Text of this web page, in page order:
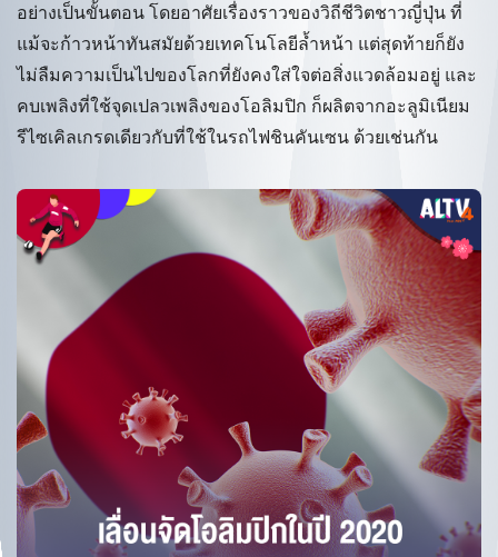
อย่างเป็นขั้นตอน โดยอาศัยเรื่องราวของวิถีชีวิตชาวญี่ปุ่น ที่
แม้จะก้าวหน้าทันสมัยด้วยเทคโนโลยีล้ำหน้า แต่สุดท้ายก็ยัง
ไม่ลืมความเป็นไปของโลกที่ยังคงใส่ใจต่อสิ่งแวดล้อมอยู่ และ
คบเพลิงที่ใช้จุดเปลวเพลิงของโอลิมปิก ก็ผลิตจากอะลูมิเนียม
รีไซเคิลเกรดเดียวกับที่ใช้ในรถไฟชินคันเซน ด้วยเช่นกัน